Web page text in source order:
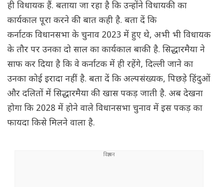
ही विधायक हैं. बताया जा रहा है कि उन्होंने विधायकी का
कार्यकाल पूरा करने की बात कही है. बता दें कि
कर्नाटक विधानसभा के चुनाव 2023 में हुए थे, अभी भी विधायक
के तौर पर उनका दो साल का कार्यकाल बाकी है. सिद्धारमैया ने
साफ कर दिया है कि वे कर्नाटक में ही रहेंगे, दिल्ली जाने का
उनका कोई इरादा नहीं है. बता दें कि अल्पसंख्यक, पिछड़े हिंदुओं
और दलितों में सिद्धारमैया की खास पकड़ जाती है. अब देखना
होगा कि 2028 में होने वाले विधानसभा चुनाव में इस पकड़ का
फायदा किसे मिलने वाला है.